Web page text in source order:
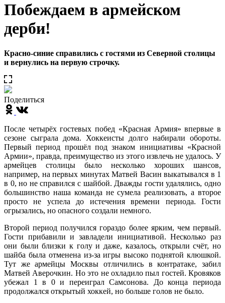
Побеждаем в армейском
дерби!
Красно-синие справились с гостями из Северной столицы
и вернулись на первую строчку.
Поделиться
После четырёх гостевых побед «Красная Армия» впервые в
сезоне сыграла дома. Хоккеисты долго набирали обороты.
Первый период прошёл под знаком инициативы «Красной
Армии», правда, преимущество из этого извлечь не удалось. У
армейцев столицы было несколько хороших шансов,
например, на первых минутах Матвей Васин выкатывался в 1
в 0, но не справился с шайбой. Дважды гости удалялись, одно
большинство наша команда не сумела реализовать, а второе
просто не успела до истечения времени периода. Гости
огрызались, но опасного создали немного.
Второй период получился гораздо более ярким, чем первый.
Гости прибавили и завладели инициативой. Несколько раз
они были близки к голу и даже, казалось, открыли счёт, но
шайба была отменена из-за игры высоко поднятой клюшкой.
Тут же армейцы Москвы отличились в контратаке, забил
Матвей Аверочкин. Но это не охладило пыл гостей. Кровяков
убежал 1 в 0 и переиграл Самсонова. До конца периода
продолжался открытый хоккей, но больше голов не было.